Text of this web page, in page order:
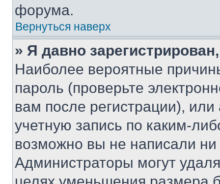
форума.
Вернуться наверх
» Я давно
Наиболее вероятные
пароль (проверьте
вам после регистрации),
учетную запись по каким-
возможно вы не написали
Администраторы могут